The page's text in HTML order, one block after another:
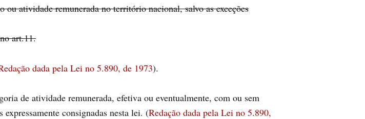
ou atividade remunerada no território nacional, salvo as exceções
art.11.
dada pela Lei no 5.890, de 1973).
de atividade remunerada, efetiva ou eventualmente, com ou sem
consignadas nesta lei. (Redação dada pela Lei no 5.890,